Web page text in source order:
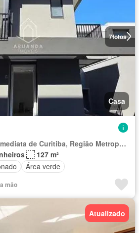
7fotos
Casa
Região Geográfica Imediata de Curitiba, Região Metropolitana de Curitiba
127 m²
Área verde
mão
Atualizado